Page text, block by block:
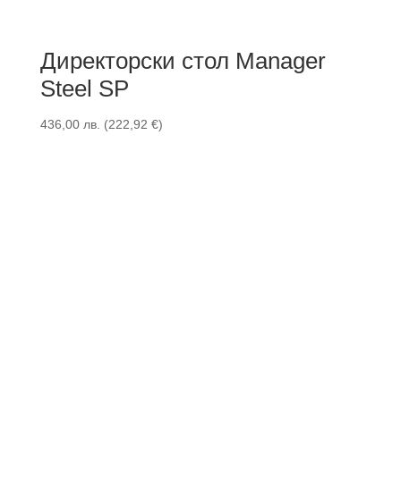
Директорски стол Manager
Steel SP
436,00 лв. (222,92 €)